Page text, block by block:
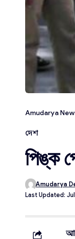
Amudarya
দেশ
পিঙ্ক
Last Updated:
Amudarya